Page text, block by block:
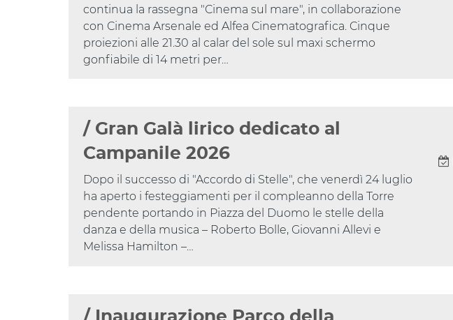
continua la rassegna "Cinema sul mare", in collaborazione
con Cinema Arsenale ed Alfea Cinematografica. Cinque
proiezioni alle 21.30 al calar del sole sul maxi schermo
gonfiabile di 14 metri per…
/ Gran Galà lirico dedicato al
Campanile 2026
Dopo il successo di "Accordo di Stelle", che venerdì 24 luglio
ha aperto i festeggiamenti per il compleanno della Torre
pendente portando in Piazza del Duomo le stelle della
danza e della musica – Roberto Bolle, Giovanni Allevi e
Melissa Hamilton –…